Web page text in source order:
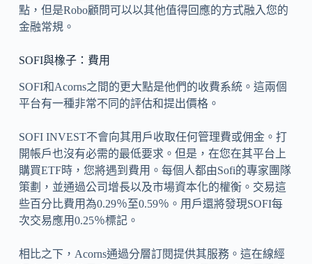
點，但是Robo顧問可以以其他值得回應的方式融入您的
金融常規。
SOFI與橡子：費用
SOFI和Acorns之間的更大點是他們的收費系統。這兩個
平台有一種非常不同的評估和提出價格。
SOFI INVEST不會向其用戶收取任何管理費或佣金。打
開帳戶也沒有必需的最低要求。但是，在您在其平台上
購買ETF時，您將遇到費用。每個人都由Sofi的專家團隊
策劃，並通過公司增長以及市場資本化的權衡。交易這
些百分比費用為0.29％至0.59％。用戶還將發現SOFI每
次交易應用0.25％標記。
相比之下，Acorns通過分層訂閱提供其服務。這在線經